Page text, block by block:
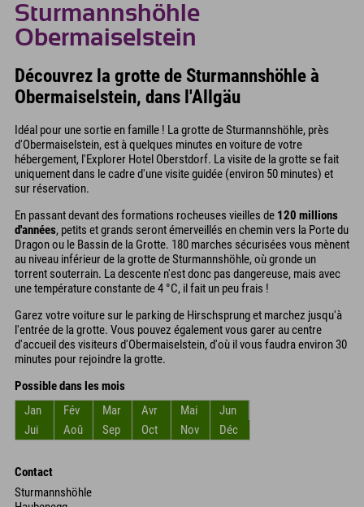
Sturmannshöhle
Obermaiselstein
Découvrez la grotte de Sturmannshöhle à
Obermaiselstein, dans l'Allgäu
Idéal pour une sortie en famille ! La grotte de Sturmannshöhle, près
d'Obermaiselstein, est à quelques minutes en voiture de votre
hébergement, l'Explorer Hotel Oberstdorf. La visite de la grotte se fait
uniquement dans le cadre d'une visite guidée (environ 50 minutes) et
sur réservation.
En passant devant des formations rocheuses vieilles de 120 millions
d'années, petits et grands seront émerveillés en chemin vers la Porte du
Dragon ou le Bassin de la Grotte. 180 marches sécurisées vous mènent
au niveau inférieur de la grotte de Sturmannshöhle, où gronde un
torrent souterrain. La descente n'est donc pas dangereuse, mais avec
une température constante de 4 °C, il fait un peu frais !
Garez votre voiture sur le parking de Hirschsprung et marchez jusqu'à
l'entrée de la grotte. Vous pouvez également vous garer au centre
d'accueil des visiteurs d'Obermaiselstein, d'où il vous faudra environ 30
minutes pour rejoindre la grotte.
Possible dans les mois
Jan
Fév Mar Avr Mai
Jun
Jui
Aoû Sep Oct Nov Déc
Contact
Sturmannshöhle